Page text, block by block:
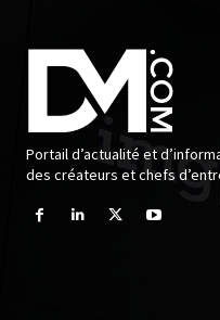
Portail d’actualité et
des créateurs et chefs